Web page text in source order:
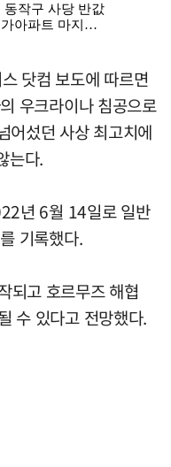
닷컴 보도에 따르면
우크라이나 침공으로
어섰던 사상 최고치에
는다.
년 6월 14일로 일반
기록했다.
되고 호르무즈 해협
수 있다고 전망했다.